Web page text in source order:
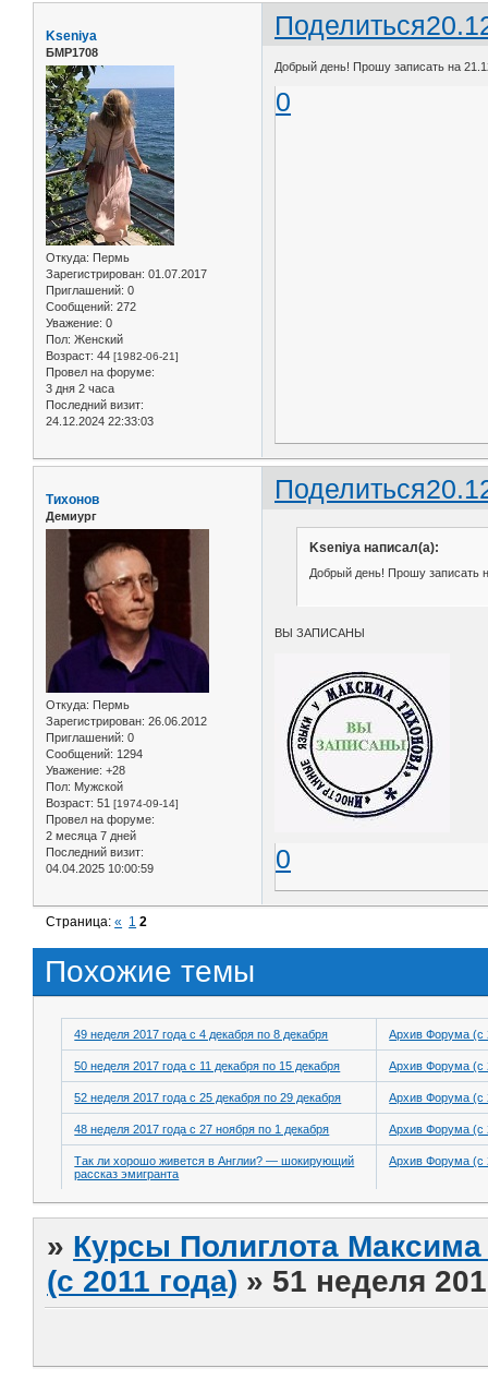
Поделиться
Kseniya
БМР1708
Откуда: Пермь
Зарегистрирован: 01.07.2017
Приглашений: 0
Сообщений: 272
Уважение: 0
Пол: Женский
Возраст: 44 [1982-06-21]
Провел на форуме:
3 дня 2 часа
Последний визит:
24.12.2024 22:33:03
Добрый день! Прошу записать на
0
Поделиться
Тихонов
Демиург
Откуда: Пермь
Зарегистрирован: 26.06.2012
Приглашений: 0
Сообщений: 1294
Уважение: +28
Пол: Мужской
Возраст: 51 [1974-09-14]
Провел на форуме:
2 месяца 7 дней
Последний визит:
04.04.2025 10:00:59
Kseniya написал(а):
Добрый день! Прошу записать
ВЫ ЗАПИСАНЫ
0
Страница:« 1 2
Похожие темы
49 неделя 2017 года с 4 декабря по 8 декабря Архив Форума (с
50 неделя 2017 года с 11 декабря по 15 декабря Архив Форума (с
52 неделя 2017 года с 25 декабря по 29 декабря Архив Форума (с
48 неделя 2017 года с 27 ноября по 1 декабря Архив Форума (с
Так ли хорошо живется в Англии? — шокирующий
рассказ эмигранта
Архив Форума (с
» Курсы Полиглота
(с 2011 года) » 51 неделя